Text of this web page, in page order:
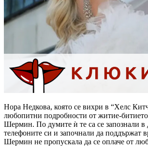
Нора Недкова, която се вихри в “Хелс
любопитни подробности от житие-
Шермин. По думите ѝ те са се запознали в
телефоните си и започнали да поддържат
Шермин не пропускала да се оплаче от